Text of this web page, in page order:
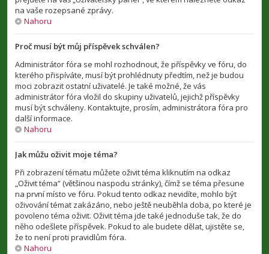
na vaše rozepsané zprávy.
Nahoru
Proč musí být můj příspěvek schválen?
Administrátor fóra se mohl rozhodnout, že příspěvky ve fóru, do
kterého přispíváte, musí být prohlédnuty předtím, než je budou
moci zobrazit ostatní uživatelé. Je také možné, že vás
administrátor fóra vložil do skupiny uživatelů, jejichž příspěvky
musí být schváleny. Kontaktujte, prosím, administrátora fóra pro
další informace.
Nahoru
Jak můžu oživit moje téma?
Při zobrazení tématu můžete oživit téma kliknutím na odkaz
„Oživit téma“ (většinou naspodu stránky), čímž se téma přesune
na první místo ve fóru. Pokud tento odkaz nevidíte, mohlo být
oživování témat zakázáno, nebo ještě neuběhla doba, po které je
povoleno téma oživit. Oživit téma jde také jednoduše tak, že do
něho odešlete příspěvek. Pokud to ale budete dělat, ujistěte se,
že to není proti pravidlům fóra.
Nahoru